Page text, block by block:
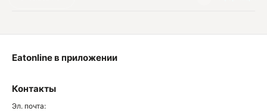
Контакты
Эл. почта:
Eatonline в приложении